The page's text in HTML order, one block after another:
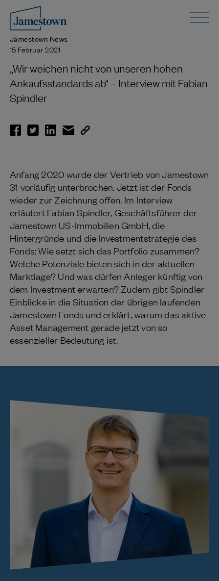
Jamestown News
15 Februar 2021
„Wir weichen nicht von unseren hohen
Ankaufsstandards ab“ – Interview mit Fabian
Spindler
Anfang 2020 wurde der Vertrieb von Jamestown
31 vorläufig unterbrochen. Jetzt ist der Fonds
wieder zur Zeichnung offen. Im Interview
erläutert Fabian Spindler, Geschäftsführer der
Jamestown US-Immobilien GmbH, die
Hintergründe und die Investmentstrategie des
Fonds: Wie setzt sich das Portfolio zusammen?
Welche Potenziale bieten sich in der aktuellen
Marktlage? Und was dürfen Anleger künftig von
dem Investment erwarten? Zudem gibt Spindler
Einblicke in die Situation der übrigen laufenden
Jamestown Fonds und erklärt, warum das aktive
Asset Management gerade jetzt von so
essenzieller Bedeutung ist.